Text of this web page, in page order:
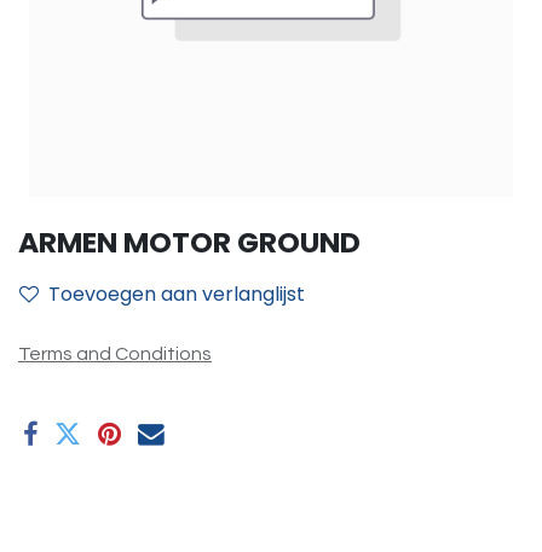
ARMEN MOTOR GROUND
Toevoegen aan verlanglijst
Terms and Conditions